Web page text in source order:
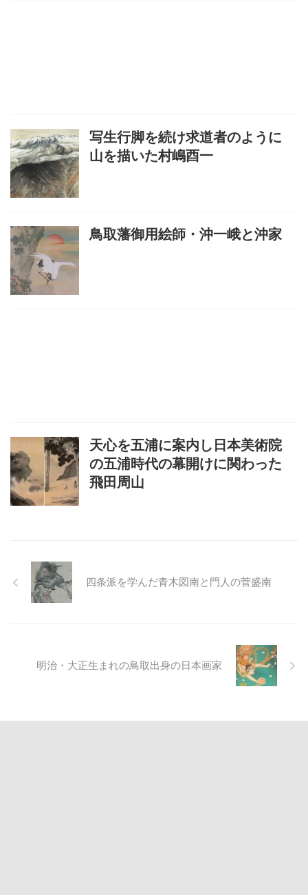
写生行脚を続け求道者のように
山を描いた村嶋酉一
鳥取藩御用絵師・沖一峨と沖家
天心を五浦に案内し日本美術院
の五浦時代の幕開けに関わった
飛田周山
四条派を学んだ青木図南と門人の菅盛南
明治・大正生まれの鳥取出身の日本画家